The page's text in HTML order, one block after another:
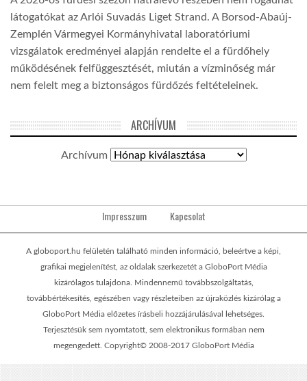
látogatókat az Arlói Suvadás Liget Strand. A Borsod-Abaúj-
Zemplén Vármegyei Kormányhivatal laboratóriumi
vizsgálatok eredményei alapján rendelte el a fürdőhely
működésének felfüggesztését, miután a vízminőség már
nem felelt meg a biztonságos fürdőzés feltételeinek.
ARCHÍVUM
Archívum
Impresszum Kapcsolat
A globoport.hu felületén található minden információ, beleértve a képi,
grafikai megjelenítést, az oldalak szerkezetét a GloboPort Média
kizárólagos tulajdona. Mindennemű továbbszolgáltatás,
továbbértékesítés, egészében vagy részleteiben az újraközlés kizárólag a
GloboPort Média előzetes írásbeli hozzájárulásával lehetséges.
Terjesztésük sem nyomtatott, sem elektronikus formában nem
megengedett. Copyright© 2008-2017 GloboPort Média